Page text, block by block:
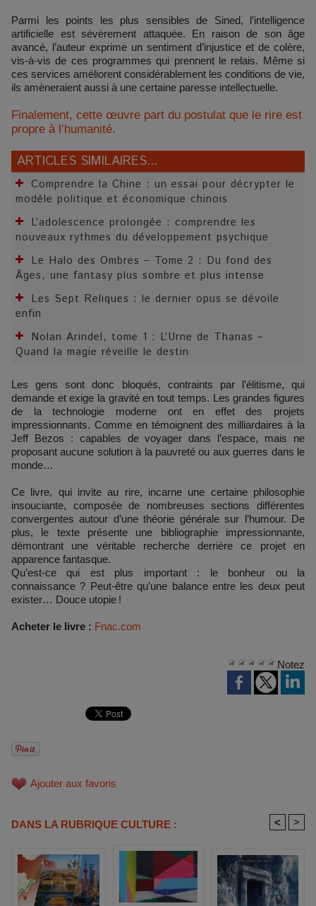
Parmi les points les plus sensibles de Sined, l’intelligence
artificielle est sévèrement attaquée. En raison de son âge
avancé, l’auteur exprime un sentiment d’injustice et de colère,
vis-à-vis de ces programmes qui prennent le relais. Même si
ces services améliorent considérablement les conditions de vie,
ils amèneraient aussi à une certaine paresse intellectuelle.
Finalement, cette œuvre part du postulat que le rire est
propre à l’humanité.
ARTICLES SIMILAIRES...
Comprendre la Chine : un essai pour décrypter le
modèle politique et économique chinois
L’adolescence prolongée : comprendre les
nouveaux rythmes du développement psychique
Le Halo des Ombres – Tome 2 : Du fond des
Âges, une fantasy plus sombre et plus intense
Les Sept Reliques : le dernier opus se dévoile
enfin
Nolan Arindel, tome 1 : L’Urne de Thanas –
Quand la magie réveille le destin
Les gens sont donc bloqués, contraints par l’élitisme, qui
demande et exige la gravité en tout temps. Les grandes figures
de la technologie moderne ont en effet des projets
impressionnants. Comme en témoignent des milliardaires à la
Jeff Bezos : capables de voyager dans l’espace, mais ne
proposant aucune solution à la pauvreté ou aux guerres dans le
monde…
Ce livre, qui invite au rire, incarne une certaine philosophie
insouciante, composée de nombreuses sections différentes
convergentes autour d’une théorie générale sur l’humour. De
plus, le texte présente une bibliographie impressionnante,
démontrant une véritable recherche derrière ce projet en
apparence fantasque.
Qu’est-ce qui est plus important : le bonheur ou la
connaissance ? Peut-être qu’une balance entre les deux peut
exister… Douce utopie !
Acheter le livre : Fnac.com
Notez
Ajouter aux favoris
DANS LA RUBRIQUE CULTURE : < >